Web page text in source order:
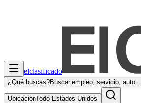
elclasificado
¿Qué buscas?Buscar empleo, servicio, auto...
UbicaciónTodo Estados Unidos